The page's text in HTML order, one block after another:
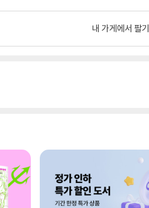
내 가게에서 팔기